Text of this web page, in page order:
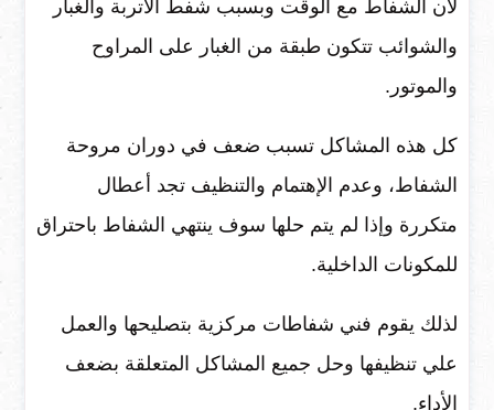
لان الشفاط مع الوقت وبسبب شفط الأتربة والغبار
والشوائب تتكون طبقة من الغبار على المراوح
والموتور.
كل هذه المشاكل تسبب ضعف في دوران مروحة
الشفاط، وعدم الإهتمام والتنظيف تجد أعطال
متكررة وإذا لم يتم حلها سوف ينتهي الشفاط باحتراق
للمكونات الداخلية.
لذلك يقوم فني شفاطات مركزية بتصليحها والعمل
علي تنظيفها وحل جميع المشاكل المتعلقة بضعف
الأداء.